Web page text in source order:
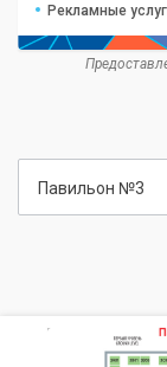
Рекламные
Павильон №3